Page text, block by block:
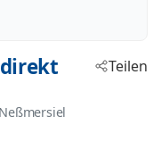
Teilen